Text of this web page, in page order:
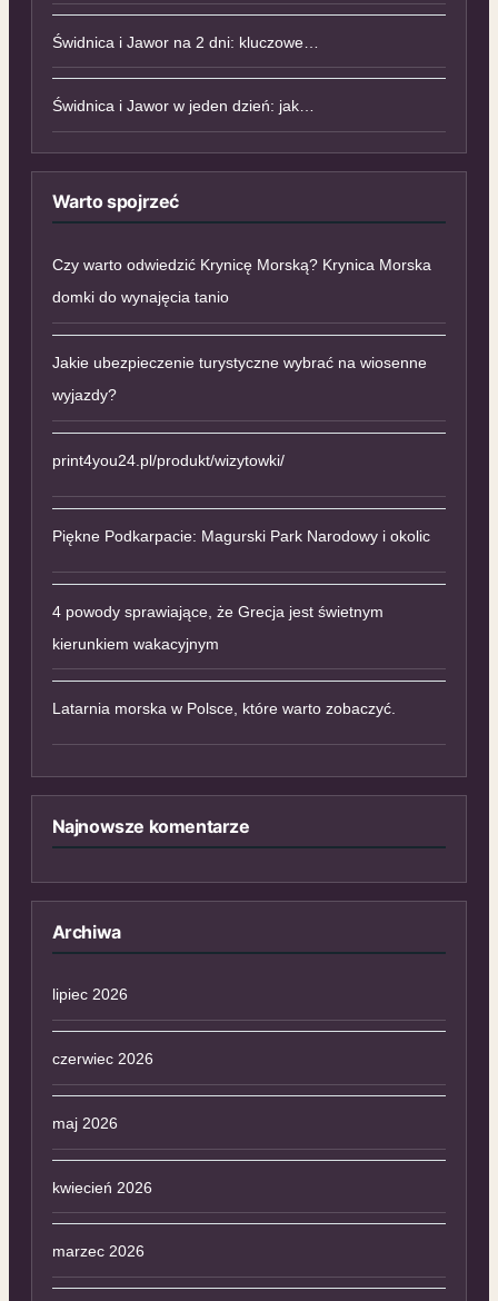
Świdnica i Jawor na 2 dni: kluczowe…
Świdnica i Jawor w jeden dzień: jak…
Warto spojrzeć
Czy warto odwiedzić Krynicę Morską? Krynica Morska
domki do wynajęcia tanio
Jakie ubezpieczenie turystyczne wybrać na wiosenne
wyjazdy?
print4you24.pl/produkt/wizytowki/
Piękne Podkarpacie: Magurski Park Narodowy i okolic
4 powody sprawiające, że Grecja jest świetnym
kierunkiem wakacyjnym
Latarnia morska w Polsce, które warto zobaczyć.
Najnowsze komentarze
Archiwa
lipiec 2026
czerwiec 2026
maj 2026
kwiecień 2026
marzec 2026